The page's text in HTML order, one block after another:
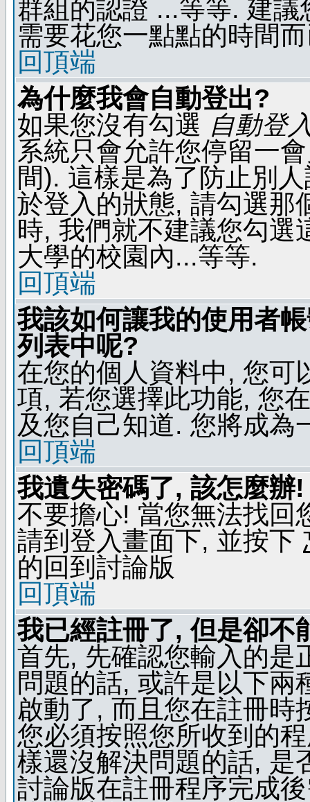
群組的認證 ...等等. 建
需要花您一點點的時間
回頂端
為什麼我會自動登出?
如果您沒有勾選 自動登
系統只會允許您停留一
間). 這樣是為了防止別
於登入的狀態, 請勾選那
時, 我們就不建議您勾選
大學的校園內...等等.
回頂端
我該如何讓我的使用者
列表中呢?
在您的個人資料中, 您可
項, 若您選擇此功能, 您
及您自己知道. 您將成為
回頂端
我遺失密碼了, 該怎麼辦!
不要擔心! 當您無法找回
請到登入畫面下, 並按下
的回到討論版
回頂端
我已經註冊了, 但是卻不
首先, 先確認您輸入的是
問題的話, 或許是以下兩
啟動了, 而且您在註冊時
您必須按照您所收到的
樣還沒解決問題的話, 是
討論版在註冊程序完成